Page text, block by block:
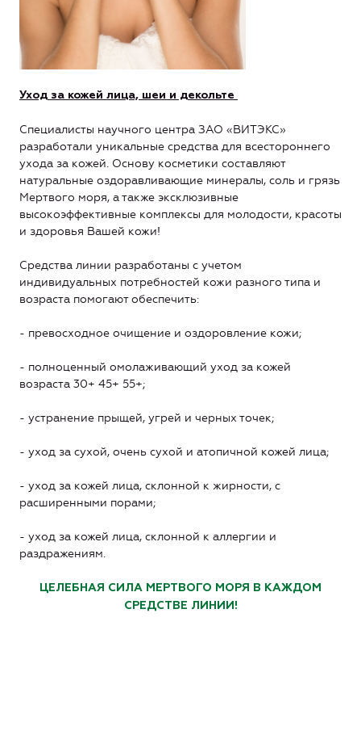
Уход за кожей лица, шеи и декольте
Специалисты научного центра ЗАО «ВИТЭКС»
разработали уникальные средства для всестороннего
ухода за кожей. Основу косметики составляют
натуральные оздоравливающие минералы, соль и грязь
Мертвого моря, а также эксклюзивные
высокоэффективные комплексы для молодости, красоты
и здоровья Вашей кожи!
Средства линии разработаны с учетом
индивидуальных потребностей кожи разного типа и
возраста помогают обеспечить:
- превосходное очищение и оздоровление кожи;
- полноценный омолаживающий уход за кожей
возраста 30+ 45+ 55+;
- устранение прыщей, угрей и черных точек;
- уход за сухой, очень сухой и атопичной кожей лица;
- уход за кожей лица, склонной к жирности, с
расширенными порами;
- уход за кожей лица, склонной к аллергии и
раздражениям.
ЦЕЛЕБНАЯ СИЛА МЕРТВОГО МОРЯ В КАЖДОМ
СРЕДСТВЕ ЛИНИИ!